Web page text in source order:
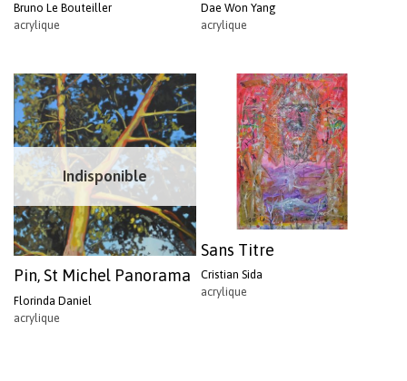
Bruno Le Bouteiller
acrylique
Dae Won Yang
acrylique
Indisponible
Pin, St Michel Panorama
Florinda Daniel
acrylique
Sans Titre
Cristian Sida
acrylique